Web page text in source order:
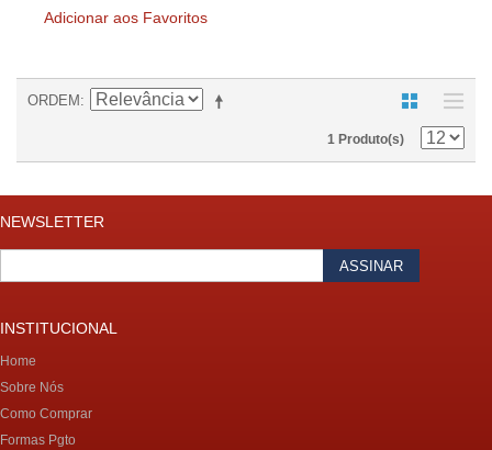
Adicionar aos Favoritos
ORDEM
1 Produto(s)
NEWSLETTER
ASSINAR
INSTITUCIONAL
Home
Sobre Nós
Como Comprar
Formas Pgto